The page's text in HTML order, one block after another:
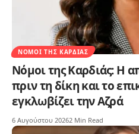
ΝΌΜΟΙ ΤΗΣ ΚΑΡΔΙΆΣ
Νόμοι της Καρδιάς: Η
πριν τη δίκη και το
εγκλωβίζει την Αζρά
6 Αυγούστου 20262 Min Read